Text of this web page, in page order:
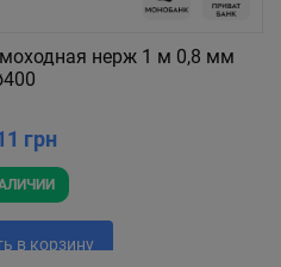
нерж 1 м 0,8 мм
грн
в корзину